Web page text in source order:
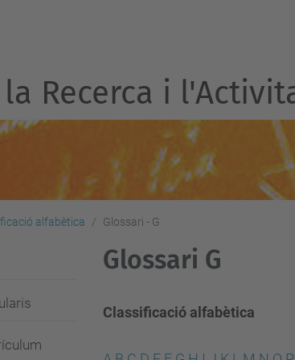
Recerca i
alfabètica Glossari - G
Glossari G
Classificació alfabètica